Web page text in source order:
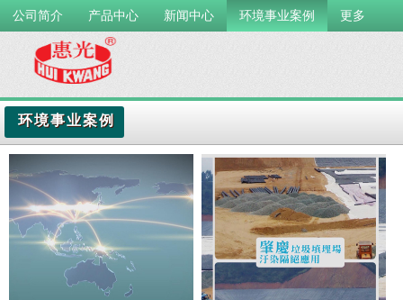
公司简介 产品中心 新闻中心 环境事业案例 更多
环境事业案例